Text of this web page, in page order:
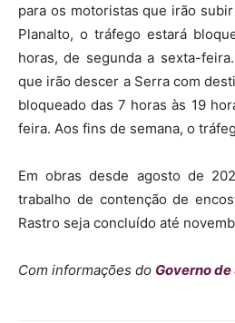
para os motoristas que irão
Planalto, o tráfego estará
horas, de segunda a sexta-
que irão descer a Serra com
bloqueado das 7 horas às 19
feira. Aos fins de semana, o
Em obras desde agosto de
trabalho de contenção de
Rastro seja concluído até
Com informações do Governo